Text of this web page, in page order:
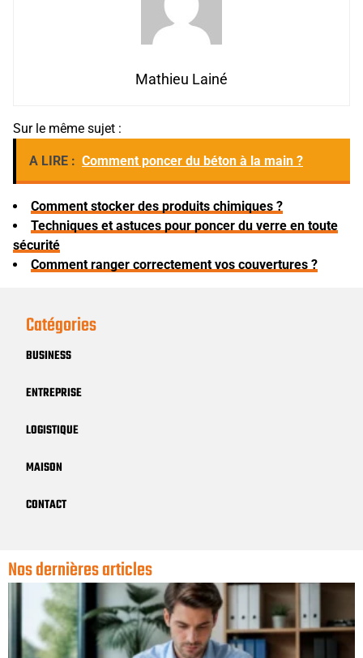
Mathieu Lainé
Sur le même sujet :
A LIRE : Comment poncer du béton à la main ?
Comment stocker des produits chimiques ?
Techniques et astuces pour poncer du verre en toute
sécurité
Comment ranger correctement vos couvertures ?
Catégories
BUSINESS
ENTREPRISE
LOGISTIQUE
MAISON
CONTACT
Nos dernières articles